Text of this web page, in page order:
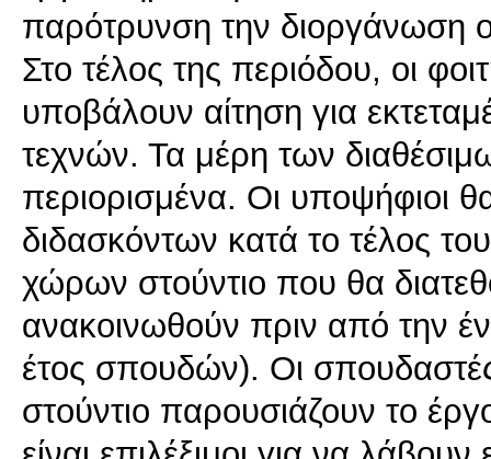
παρότρυνση την διοργάνωση
Στο τέλος της περιόδου, οι
υποβάλουν αίτηση για
τεχνών. Τα μέρη των
περιορισμένα. Οι υποψήφιοι
διδασκόντων κατά το τέλος
χώρων στούντιο που θα
ανακοινωθούν πριν από την
έτος σπουδών). Οι
στούντιο παρουσιάζουν το